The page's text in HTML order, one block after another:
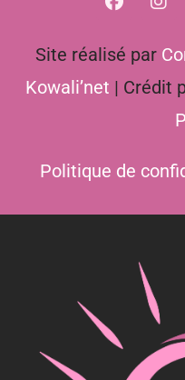
Site réalisé par
Kowali’net | Crédit
Politique de